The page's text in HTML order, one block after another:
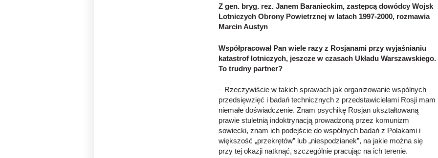
Z gen. bryg. rez. Janem Baranieckim, zastępcą dowódcy Wojsk
Lotniczych Obrony Powietrznej w latach 1997-2000, rozmawia
Marcin Austyn
Współpracował Pan wiele razy z Rosjanami przy wyjaśnianiu
katastrof lotniczych, jeszcze w czasach Układu Warszawskiego.
To trudny partner?
– Rzeczywiście w takich sprawach jak organizowanie wspólnych
przedsięwzięć i badań technicznych z przedstawicielami Rosji mam
niemałe doświadczenie. Znam psychikę Rosjan ukształtowaną
prawie stuletnią indoktrynacją prowadzoną przez komunizm
sowiecki, znam ich podejście do wspólnych badań z Polakami i
większość „przekrętów” lub „niespodzianek”, na jakie można się
przy tej okazji natknąć, szczególnie pracując na ich terenie.